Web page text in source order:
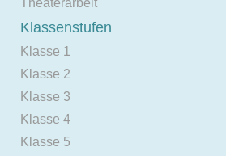
Klassenstufen
Klasse 1
Klasse 2
Klasse 3
Klasse 4
Klasse 5